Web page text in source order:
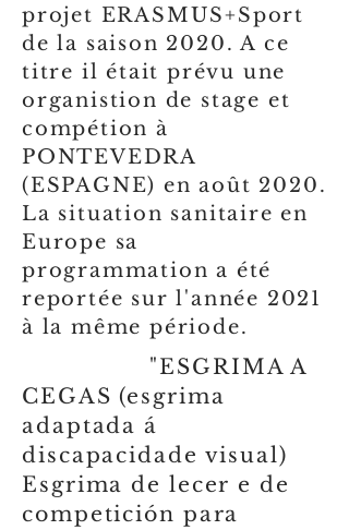
projet ERASMUS+Sport
de la saison 2020. A ce
titre il était prévu une
organistion de stage et
compétion à
PONTEVEDRA
(ESPAGNE) en août 2020.
La situation sanitaire en
Europe sa
programmation a été
reportée sur l'année 2021
à la même période.
"ESGRIMA A
CEGAS (esgrima
adaptada á
discapacidade visual)
Esgrima de lecer e de
competición para